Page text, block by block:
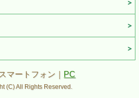
マートフォン｜ PC
(C) All Rights Reserved.